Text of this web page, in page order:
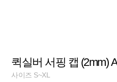
퀵실버 서핑 캡 (2mm)
사이즈 S~XL